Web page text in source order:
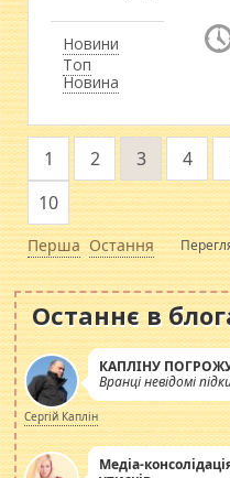
Новини
Топ
Новина
Перша
1 2 3 4
10
Остання
Останнє в
КАПЛІНУ
Вранці невідомі
Сергій Каплін
Медіа-